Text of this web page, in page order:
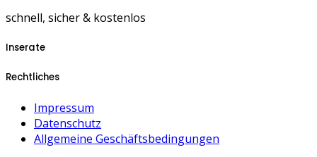
schnell, sicher & kostenlos
Inserate
Rechtliches
Impressum
Datenschutz
Allgemeine Geschäftsbedingungen